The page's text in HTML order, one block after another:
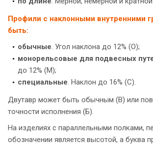
Профили с наклонными внутренними
быть:
обычные. Угол наклона до 12% (О);
монорельсовые для подвесных
до 12% (М);
специальные. Наклон до 16% (С).
Двутавр может быть обычным (В) или
точности исполнения (Б).
На изделиях с параллельными полками,
обозначении является высотой, а буква